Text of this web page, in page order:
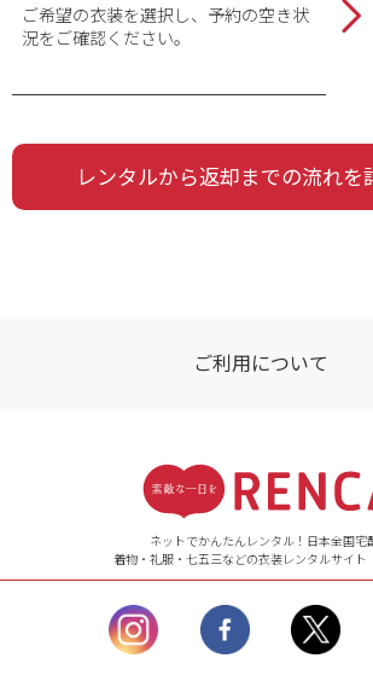
ご希望の衣装を選択し、予約の空き状
況をご確認ください。
レンタルから返却までの流れを
ご利用について
【ご注文（インターネット）】
24時間年中無休
【お問い合わせ窓口（メー
ル）】10:00~17:00
土曜日、日曜日、臨
時休業日を除く。
営業時間外にいただ
ネットでかんたんレンタル！日本全国宅
着物・礼服・七五三などの衣装レンタルサイト